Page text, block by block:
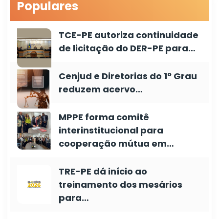
Populares
TCE-PE autoriza continuidade
de licitação do DER-PE para…
Cenjud e Diretorias do 1º Grau
reduzem acervo…
MPPE forma comitê
interinstitucional para
cooperação mútua em…
TRE-PE dá início ao
treinamento dos mesários
para…